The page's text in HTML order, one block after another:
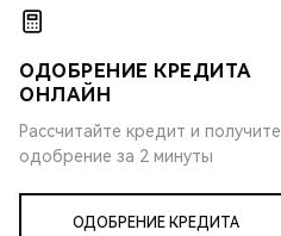
ОДОБРЕНИЕ КРЕДИТА
ОНЛАЙН
Рассчитайте кредит и получите
одобрение за 2 минуты
ОДОБРЕНИЕ КРЕДИТА